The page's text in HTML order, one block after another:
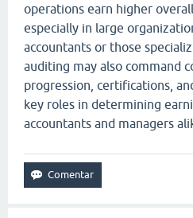
operations earn higher
especially in large
accountants or those
auditing may also command
progression, certifications,
key roles in determining
accountants and managers